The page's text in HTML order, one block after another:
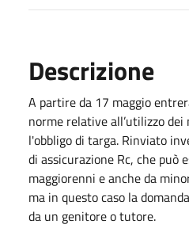
Descrizione
A partire da 17 maggio
norme relative all’utilizzo
l'obbligo di targa. Rinviato
di assicurazione Rc, che può
maggiorenni e anche da
ma in questo caso la
da un genitore o tutore.